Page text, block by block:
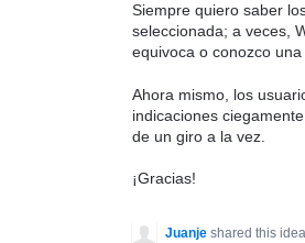
Siempre quiero saber
seleccionada; a veces,
equivoca o conozco una
Ahora mismo, los
indicaciones
de un giro a la vez.
¡Gracias!
Juanje shared this idea